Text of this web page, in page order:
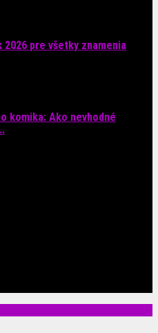
pre všetky znamenia
komika: Ako nevhodné